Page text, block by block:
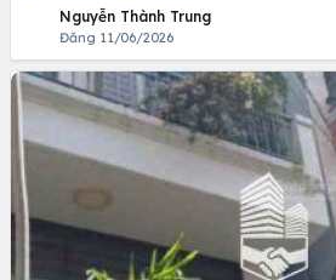
Nguyễn Thành Trung
Đăng 11/06/2026